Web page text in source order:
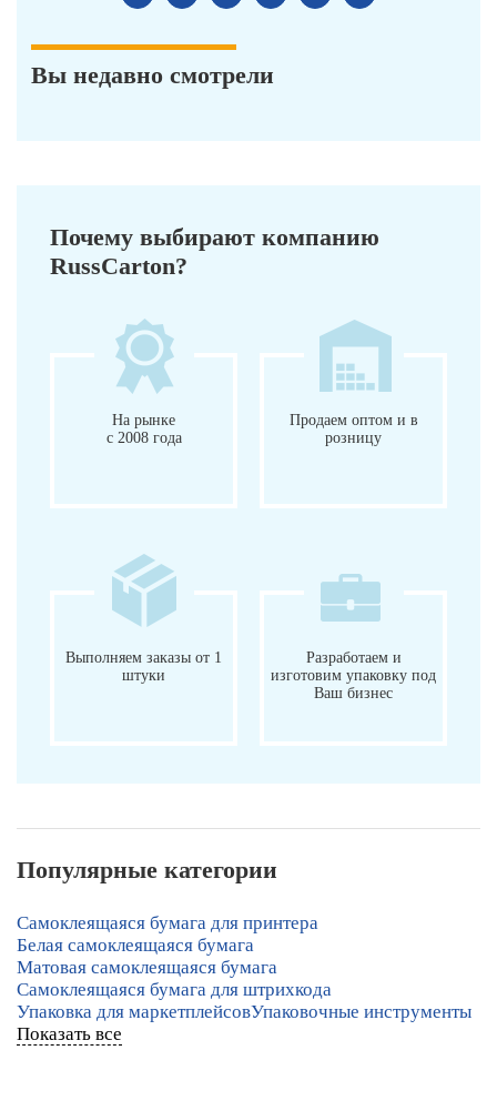
Вы недавно смотрели
Почему выбирают компанию
RussCarton?
На рынке
с 2008 года
Продаем оптом и в
розницу
Выполняем заказы от 1
штуки
Разработаем и
изготовим упаковку под
Ваш бизнес
Популярные категории
Самоклеящаяся бумага для принтера
Белая самоклеящаяся бумага
Матовая самоклеящаяся бумага
Самоклеящаяся бумага для штрихкода
Упаковка для маркетплейсовУпаковочные инструменты
Показать все